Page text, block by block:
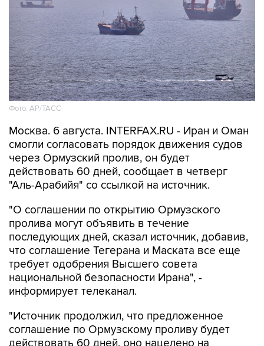
Фото: AP/ТАСС
Москва. 6 августа. INTERFAX.RU - Иран и Оман
смогли согласовать порядок движения судов
через Ормузский пролив, он будет
действовать 60 дней, сообщает в четверг
"Аль-Арабийя" со ссылкой на источник.
"О соглашении по открытию Ормузского
пролива могут объявить в течение
последующих дней, сказал источник, добавив,
что соглашение Тегерана и Маската все еще
требует одобрения Высшего совета
национальной безопасности Ирана", -
информирует телеканал.
"Источник продолжил, что предложенное
соглашение по Ормузскому проливу будет